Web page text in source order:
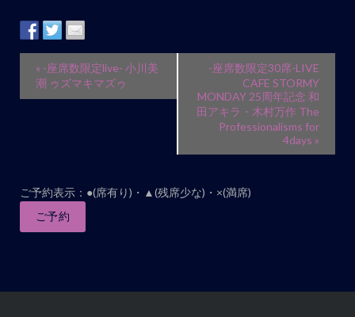
ン
ゲ
シ
« -座席数限定live- 小川美
潮 ゥズマキマズゥ
-座席数限定30席-LIVE
CAFE STORMY
MONDAY 25周年記念 和
田アキラ・木村万作 The
Professionalisms for
4days »
ご予約表示：●(席有り)・▲(残席少な)・×(満席)
ご予約